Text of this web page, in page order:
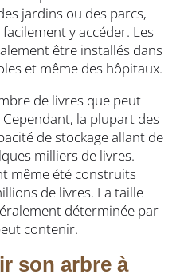
jardins ou des parcs,
y accéder. Les
être installés dans
et même des hôpitaux.
de livres que peut
la plupart des
de stockage allant de
milliers de livres.
même été construits
de livres. La taille
déterminée par
contenir.
son arbre à